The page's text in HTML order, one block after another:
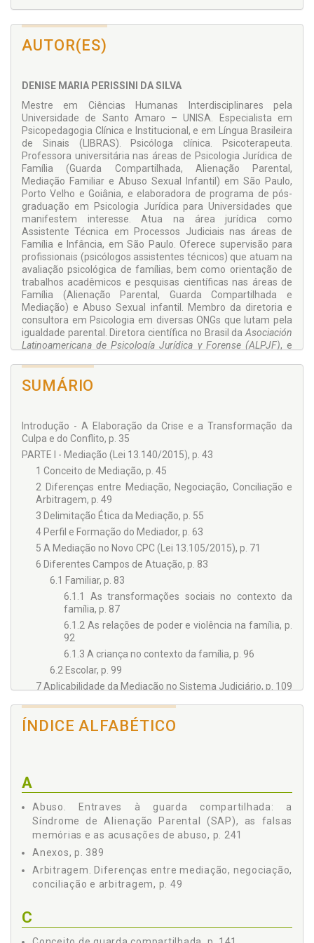
AUTOR(ES)
DENISE MARIA PERISSINI DA SILVA
Mestre em Ciências Humanas Interdisciplinares pela
Universidade de Santo Amaro – UNISA. Especialista em
Psicopedagogia Clínica e Institucional, e em Língua Brasileira
de Sinais (LIBRAS). Psicóloga clínica. Psicoterapeuta.
Professora universitária nas áreas de Psicologia Jurídica de
Família (Guarda Compartilhada, Alienação Parental,
Mediação Familiar e Abuso Sexual Infantil) em São Paulo,
Porto Velho e Goiânia, e elaboradora de programa de pós-
graduação em Psicologia Jurídica para Universidades que
manifestem interesse. Atua na área jurídica como
Assistente Técnica em Processos Judiciais nas áreas de
Família e Infância, em São Paulo. Oferece supervisão para
profissionais (psicólogos assistentes técnicos) que atuam na
avaliação psicológica de famílias, bem como orientação de
trabalhos acadêmicos e pesquisas científicas nas áreas de
Família (Alienação Parental, Guarda Compartilhada e
Mediação) e Abuso Sexual infantil. Membro da diretoria e
consultora em Psicologia em diversas ONGs que lutam pela
igualdade parental. Diretora científica no Brasil daAsociación
Latinoamericana de Psicología Jurídica y Forense (ALPJF), e
ABPJ. Pesquisadora autodidata de temas relevantes às
dinâmicas familiares: a estruturação das falsas memórias,
no Processo Civil Brasileiro, 3ª. ed., Forense, 2016. Pela Juruá
Editora, publicou o livro:Racismo: A psicologia e o judiciário no
trato dos crimes de intolerância racial
Psicologia Jurídica aplicada às questões familiares, em
periódicos especializados.
SUMÁRIO
Introdução - A Elaboração da Crise e a Transformação da
Culpa e do Conflito, p. 35
PARTE I - Mediação (Lei 13.140/2015), p. 43
1 Conceito de Mediação, p. 45
2 Diferenças entre Mediação, Negociação, Conciliação e
Arbitragem, p. 49
3 Delimitação Ética da Mediação, p. 55
4 Perfil e Formação do Mediador, p. 63
5 A Mediação no Novo CPC (Lei 13.105/2015), p. 71
6 Diferentes Campos de Atuação, p. 83
6.1 Familiar, p. 83
6.1.1 As transformações sociais no contexto da
família, p. 87
6.1.2 As relações de poder e violência na família, p.
92
6.1.3 A criança no contexto da família, p. 96
6.2 Escolar, p. 99
7 Aplicabilidade da Mediação no Sistema Judiciário, p. 109
8 Contribuição do Conselho Federal e dos Conselhos
Regionais de Psicologia ao Processo de Mediação, p. 119
PARTE II - Guarda Compartilhada, p. 127
2 Diferenças entre Guarda Alternada e Guarda
Compartilhada, p. 171
3 Aplicabilidade da Guarda Compartilhada nas Questões
Judiciais de Família, p. 187
Compartilhada, p. 202
3.1.1 Responsabilidade civil, p. 202
homoparentais, p. 213
ÍNDICE ALFABÉTICO
A
Abuso. Entraves à guarda compartilhada: a
Síndrome de Alienação Parental (SAP), as falsas
memórias e as acusações de abuso, p. 241
Anexos, p. 389
Arbitragem. Diferenças entre mediação, negociação,
conciliação e arbitragem, p. 49
C